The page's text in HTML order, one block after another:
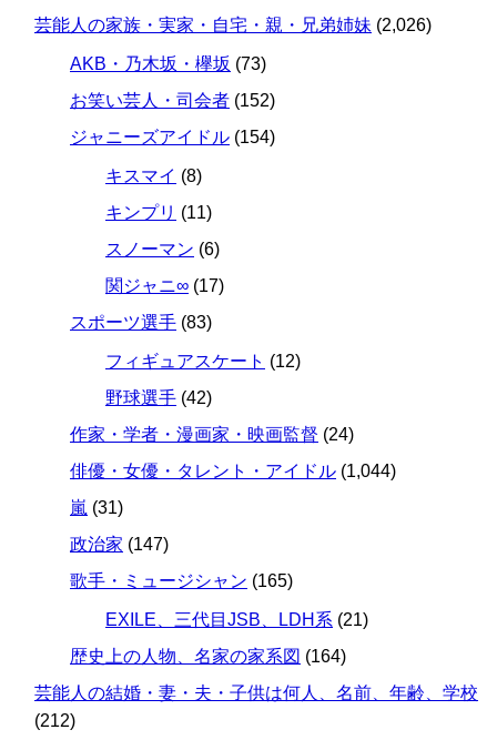
芸能人の家族・実家・自宅・親・兄弟姉妹 (2,026)
AKB・乃木坂・欅坂 (73)
お笑い芸人・司会者 (152)
ジャニーズアイドル (154)
キスマイ (8)
キンプリ (11)
スノーマン (6)
関ジャニ∞ (17)
スポーツ選手 (83)
フィギュアスケート (12)
野球選手 (42)
作家・学者・漫画家・映画監督 (24)
俳優・女優・タレント・アイドル (1,044)
嵐 (31)
政治家 (147)
歌手・ミュージシャン (165)
EXILE、三代目JSB、LDH系 (21)
歴史上の人物、名家の家系図 (164)
芸能人の結婚・妻・夫・子供は何人、名前、年齢、学校
(212)